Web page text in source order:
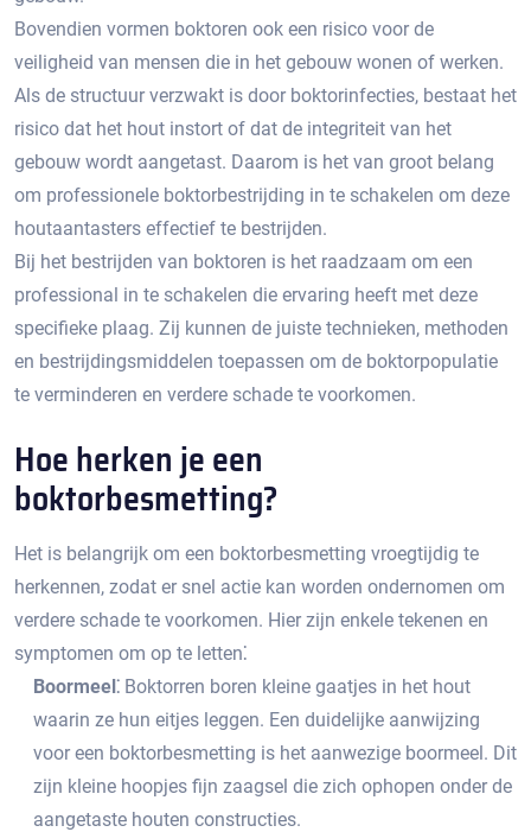
Bovendien vormen boktoren ook een risico voor de
veiligheid van mensen die in het gebouw wonen of werken.​
Als de structuur verzwakt is door boktorinfecties, bestaat het
risico dat het hout instort of dat de integriteit van het
gebouw wordt aangetast. Daarom is het van groot belang
om professionele boktorbestrijding in te schakelen om deze
houtaantasters effectief te bestrijden.​
Bij het bestrijden van boktoren is het raadzaam om een
professional in te schakelen die ervaring heeft met deze
specifieke plaag.​ Zij kunnen de juiste technieken, methoden
en bestrijdingsmiddelen toepassen om de boktorpopulatie
te verminderen en verdere schade te voorkomen.​
Hoe herken je een
boktorbesmetting?​
Het is belangrijk om een boktorbesmetting vroegtijdig te
herkennen, zodat er snel actie kan worden ondernomen om
verdere schade te voorkomen.​ Hier zijn enkele tekenen en
symptomen om op te letten⁚
Boormeel⁚ Boktorren boren kleine gaatjes in het hout
waarin ze hun eitjes leggen.​ Een duidelijke aanwijzing
voor een boktorbesmetting is het aanwezige boormeel.​ Dit
zijn kleine hoopjes fijn zaagsel die zich ophopen onder de
aangetaste houten constructies.​